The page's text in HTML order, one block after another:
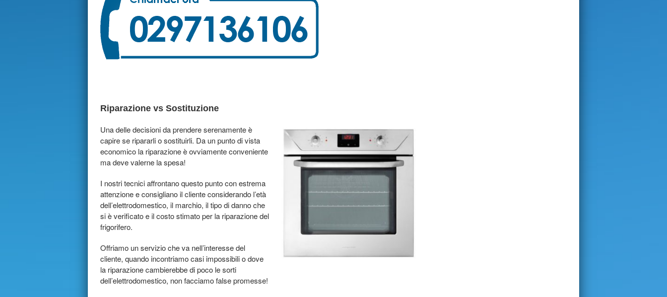
Riparazione vs Sostituzione
Una delle decisioni da prendere serenamente è
capire se ripararli o sostituirli. Da un punto di vista
economico la riparazione è ovviamente conveniente
ma deve valerne la spesa!
I nostri tecnici affrontano questo punto con estrema
attenzione e consigliano il cliente considerando l’età
dell’elettrodomestico, il marchio, il tipo di danno che
si è verificato e il costo stimato per la riparazione del
frigorifero.
Offriamo un servizio che va nell’interesse del
cliente, quando incontriamo casi impossibili o dove
la riparazione cambierebbe di poco le sorti
dell’elettrodomestico, non facciamo false promesse!